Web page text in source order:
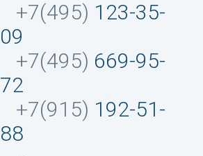
+7(495) 123-35-
09
+7(495) 669-95-
72
+7(915) 192-51-
88